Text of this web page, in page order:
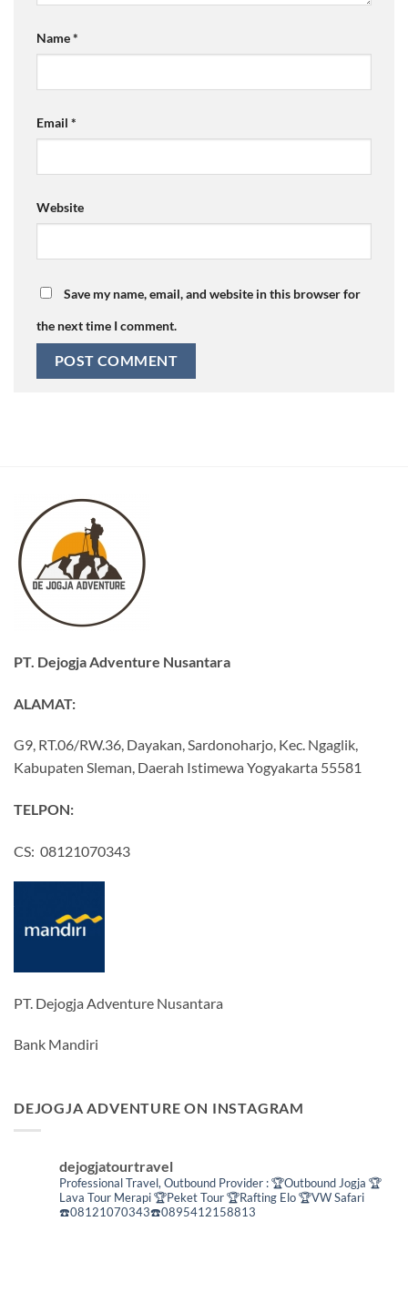
Name*
Email *
Website
Save my name, email, and website in this browser for
the next time I comment.
PT. Dejogja Adventure Nusantara
ALAMAT:
G9, RT.06/RW.36, Dayakan, Sardonoharjo, Kec. Ngaglik,
Kabupaten Sleman, Daerah Istimewa Yogyakarta 55581
TELPON:
CS: 08121070343
PT. Dejogja Adventure Nusantara
Bank Mandiri
DEJOGJA ADVENTURE ON INSTAGRAM
dejogjatourtravel
Professional Travel, Outbound Provider :🏆Outbound Jogja 🏆
Lava Tour Merapi🏆Peket Tour🏆Rafting Elo🏆VW Safari
☎️08121070343☎️0895412158813